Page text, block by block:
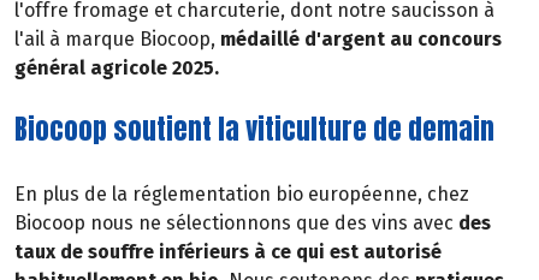
l'offre fromage et charcuterie, dont notre saucisson à
l'ail à marque Biocoop, médaillé d'argent au concours
général agricole 2025.
Biocoop soutient la viticulture de demain
En plus de la réglementation bio européenne, chez
Biocoop nous ne sélectionnons que des vins avec des
taux de souffre inférieurs à ce qui est autorisé